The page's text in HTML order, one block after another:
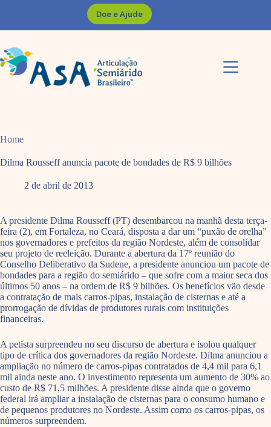
Doe e Ajude
Home
Dilma Rousseff anuncia pacote de bondades de R$ 9 bilhões
2 de abril de 2013
A presidente Dilma Rousseff (PT) desembarcou na manhã desta terça-
feira (2), em Fortaleza, no Ceará, disposta a dar um “puxão de orelha”
nos governadores e prefeitos da região Nordeste, além de consolidar
seu projeto de reeleição. Durante a abertura da 17º reunião do
Conselho Deliberativo da Sudene, a presidente anunciou um pacote de
bondades para a região do semiárido – que sofre com a maior seca dos
últimos 50 anos – na ordem de R$ 9 bilhões. Os benefícios vão desde
a contratação de mais carros-pipas, instalação de cisternas e até a
prorrogação de dívidas de produtores rurais com instituições
financeiras.
A petista surpreendeu no seu discurso de abertura e isolou qualquer
tipo de crítica dos governadores da região Nordeste. Dilma anunciou a
ampliação no número de carros-pipas contratados de 4,4 mil para 6,1
mil ainda neste ano. O investimento representa um aumento de 30% ao
custo de R$ 71,5 milhões. A presidente disse ainda que o governo
federal irá ampliar a instalação de cisternas para o consumo humano e
de pequenos produtores no Nordeste. Assim como os carros-pipas, os
números surpreendem.